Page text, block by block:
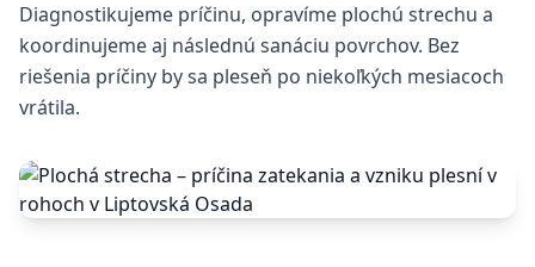
Diagnostikujeme príčinu, opravíme plochú strechu a
koordinujeme aj následnú sanáciu povrchov. Bez
riešenia príčiny by sa pleseň po niekoľkých mesiacoch
vrátila.